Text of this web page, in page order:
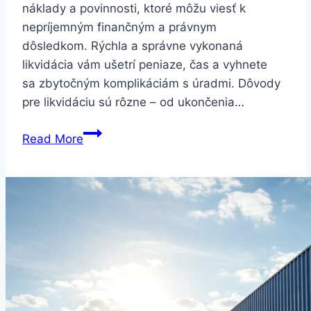
náklady a povinnosti, ktoré môžu viesť k
nepríjemným finančným a právnym
dôsledkom. Rýchla a správne vykonaná
likvidácia vám ušetrí peniaze, čas a vyhnete
sa zbytočným komplikáciám s úradmi. Dôvody
pre likvidáciu sú rôzne – od ukončenia…
Read MoreLikvidacia
ako
bez